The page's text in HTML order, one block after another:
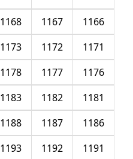
1166
1167
1168
1171
1172
1173
1176
1177
1178
1181
1182
1183
1186
1187
1188
1191
1192
1193